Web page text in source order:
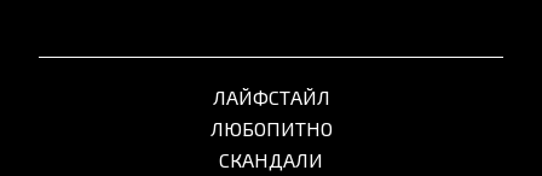
ЛАЙФСТАЙЛ
ЛЮБОПИТНО
СКАНДАЛИ